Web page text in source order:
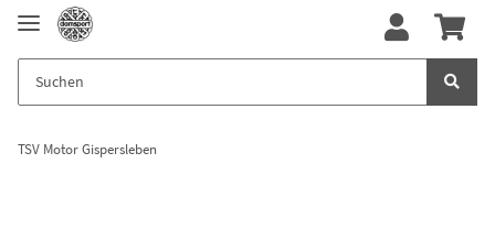
TSV Motor Gispersleben